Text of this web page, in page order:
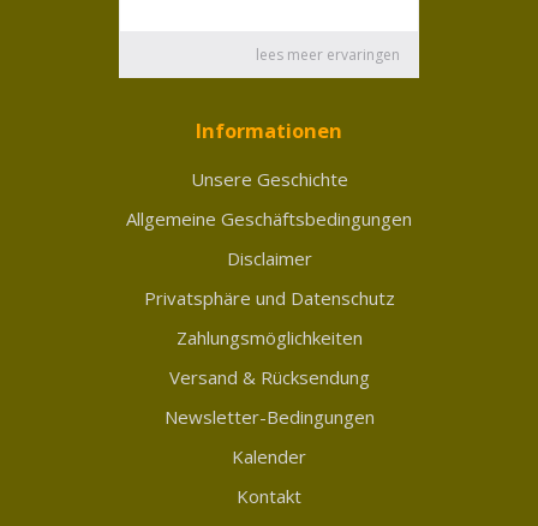
Informationen
Unsere Geschichte
Allgemeine Geschäftsbedingungen
Disclaimer
Privatsphäre und Datenschutz
Zahlungsmöglichkeiten
Versand & Rücksendung
Newsletter-Bedingungen
Kalender
Kontakt